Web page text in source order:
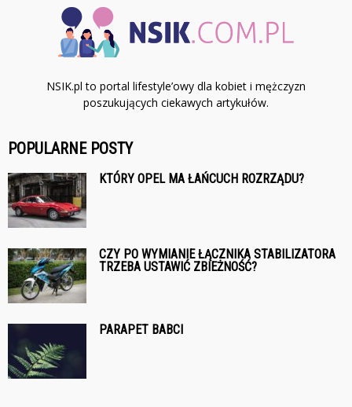
NSIK.pl to portal lifestyle’owy dla kobiet i mężczyzn
poszukujących ciekawych artykułów.
POPULARNE POSTY
KTÓRY OPEL MA ŁAŃCUCH ROZRZĄDU?
CZY PO WYMIANIE ŁĄCZNIKA STABILIZATORA
TRZEBA USTAWIĆ ZBIEŻNOŚĆ?
PARAPET BABCI